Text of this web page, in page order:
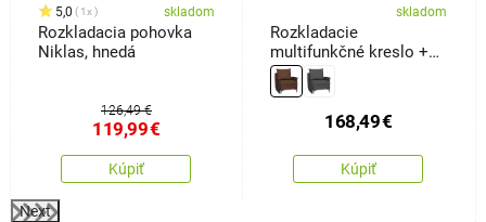
5,0 1x skladom
Rozkladacia pohovka
Niklas, hnedá
126,49 €
119,99€
Kúpiť
skladom
Rozkladacie
multifunkčné kreslo +
posteľ Baron,hnedá
168,49€
Kúpiť
Next